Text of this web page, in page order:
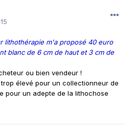
lithothérapie m'a proposé 40 euro
blanc de 6 cm de haut et 3 cm de
ou bien vendeur !
élevé pour un collectionneur de
pour un adepte de la lithochose